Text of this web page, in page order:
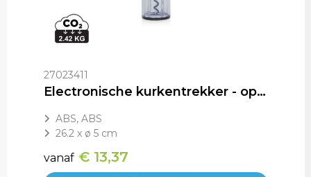
27023411
Electronische kurkentrekker - op batterijen
ABS, ABS
26.2 x ø 5 cm
vanaf € 13,37